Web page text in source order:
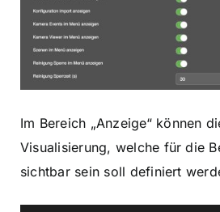
Im Bereich „Anzeige“ können
Visualisierung, welche für die
sichtbar sein soll definiert